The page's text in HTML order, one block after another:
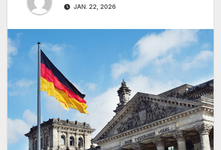
JAN. 22, 2026